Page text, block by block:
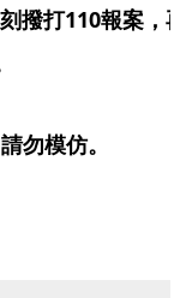
撥打110報案，
勿模仿。